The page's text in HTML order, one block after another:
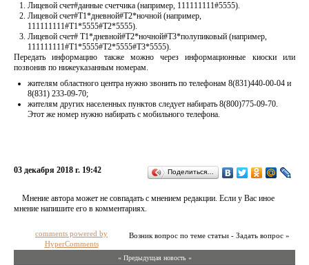
Лицевой счет#данные счетчика (например, 111111111#5555).
Лицевой счет#Т1*дневной#Т2*ночной (например,
111111111#Т1*5555#Т2*5555).
Лицевой счет# Т1*дневной#Т2*ночной#Т3*полупиковый (например,
111111111#Т1*5555#Т2*5555#Т3*5555).
Передать информацию также можно через информационные киоски или
позвонив по нижеуказанным номерам.
жителям областного центра нужно звонить по телефонам 8(831)440-00-04 и
8(831) 233-09-70;
жителям других населенных пунктов следует набирать 8(800)775-09-70.
Этот же номер нужно набирать с мобильного телефона.
03 декабря 2018 г. 19:42 Поделиться…
Мнение автора может не совпадать с мнением редакции. Если у Вас иное
мнение напишите его в комментариях.
Возник вопрос по теме статьи - Задать вопрос »
comments powered by
HyperComments
« Предыдущая новость «